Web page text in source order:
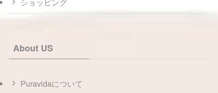
About US
Puravidaについて